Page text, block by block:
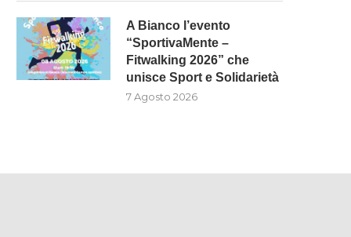
A Bianco l’evento
“SportivaMente –
Fitwalking 2026” che
unisce Sport e Solidarietà
7 Agosto 2026